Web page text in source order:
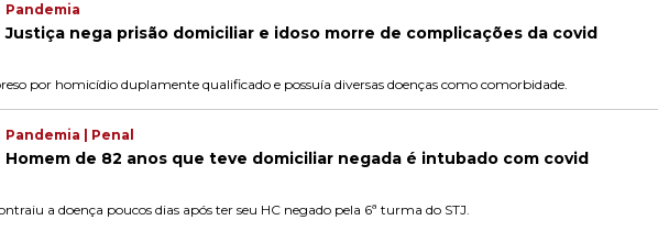
Pandemia
Justiça nega prisão domiciliar e idoso morre de complicações da covid
por homicídio duplamente qualificado e possuía diversas doenças como comorbidade.
Pandemia | Penal
Homem de 82 anos que teve domiciliar negada é intubado com covid
a doença poucos dias após ter seu HC negado pela 6ª turma do STJ.